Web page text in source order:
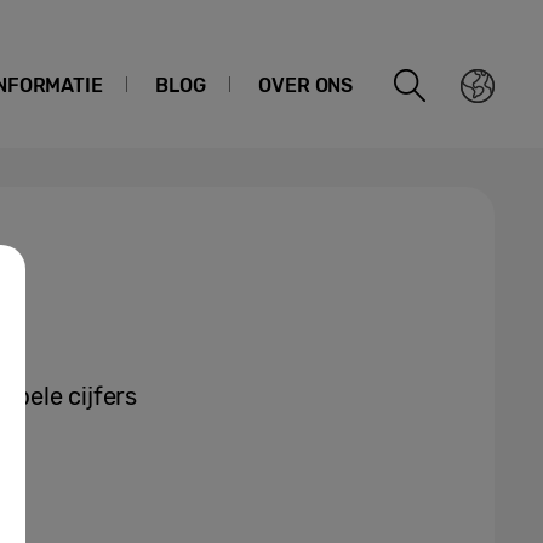
BLOG OVER ONS
cijfers